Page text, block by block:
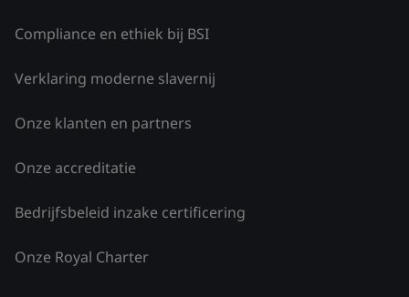
Compliance en ethiek bij BSI
Verklaring moderne slavernij
Onze klanten en partners
Onze accreditatie
Bedrijfsbeleid inzake certificering
Onze Royal Charter